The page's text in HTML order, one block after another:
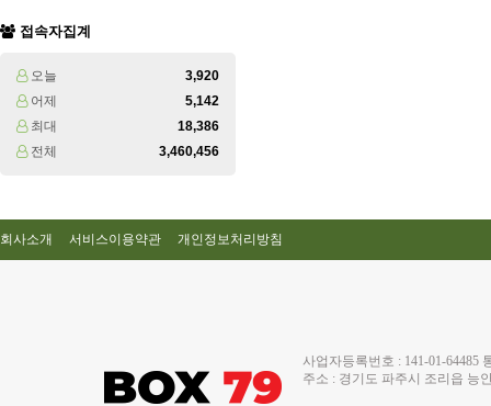
접속자집계
오늘
3,920
어제
5,142
최대
18,386
전체
3,460,456
회사소개 서비스이용약관 개인정보처리방침
사업자등록번호 : 141-01-
주소 : 경기도 파주시 조리읍 능